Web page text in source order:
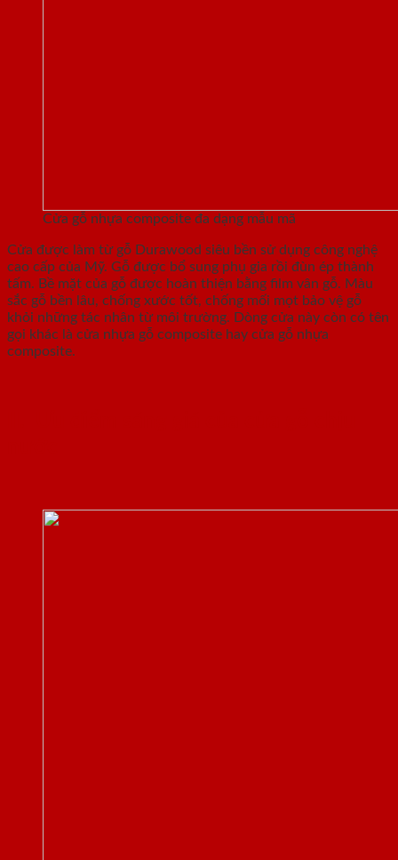
Cửa gỗ nhựa composite đa dạng mẫu mã
Cửa được làm từ gỗ Durawood siêu bền sử dụng công nghệ
cao cấp của Mỹ. Gỗ được bổ sung phụ gia rồi đùn ép thành
tấm. Bề mặt của gỗ được hoàn thiện bằng film vân gỗ. Màu
sắc gỗ bền lâu, chống xước tốt, chống mối mọt bảo vệ gỗ
khỏi những tác nhân từ môi trường. Dòng cửa này còn có tên
gọi khác là cửa nhựa gỗ composite hay cửa gỗ nhựa
composite.